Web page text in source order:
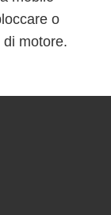
o
motore.